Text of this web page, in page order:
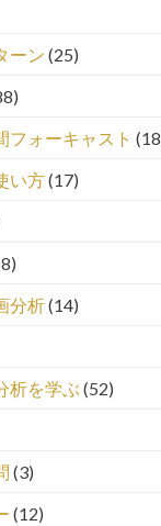
ーン (25)
フォーキャスト
い方(17)
分析(14)
析を学ぶ (52)
(3)
(12)